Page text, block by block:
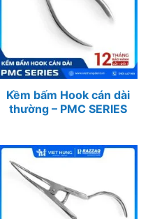
Kềm bấm Hook cán dài
thường – PMC SERIES